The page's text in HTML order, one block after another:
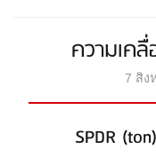
ความเค
7 สิง
SPDR (ton)